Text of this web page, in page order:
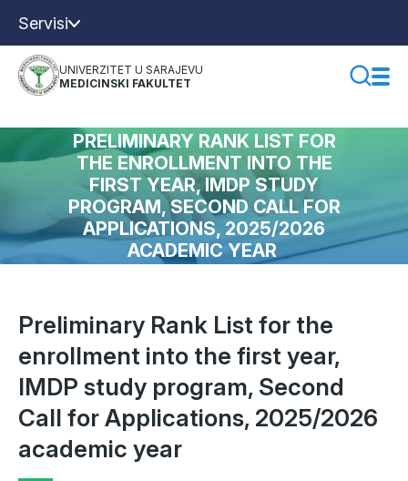
Servisi
UNIVERZITET U SARAJEVU
MEDICINSKI FAKULTET
PRELIMINARY RANK LIST FOR
THE ENROLLMENT INTO THE
FIRST YEAR, IMDP STUDY
PROGRAM, SECOND CALL FOR
APPLICATIONS, 2025/2026
ACADEMIC YEAR
Preliminary Rank List for the
enrollment into the first year,
IMDP study program, Second
Call for Applications, 2025/2026
academic year